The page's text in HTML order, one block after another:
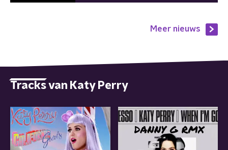
Meer nieuws
Tracks van Katy Perry